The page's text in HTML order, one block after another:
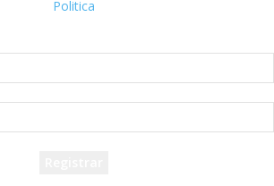
Politica